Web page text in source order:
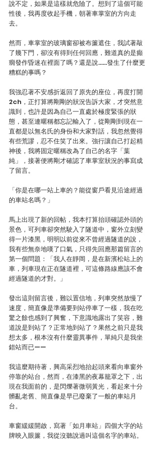
說不定，如果是這樣就危險了。想到了這個可能
性後，我再度收起手機，朝著車掌室的方向走
去。
然而，車掌室的玻璃窗卻被布簾遮住，我試著敲
了幾下門，卻沒有得到任何回應，難道真的是癲
癇發作昏迷在裡面了嗎？還是說……發生了什麼更
糟糕的事嗎？
我強忍著不安感折返回了原先的座位，再度打開
2ch，正打算將剛剛的狀況告訴大家，才突然意
識到，也許是因為自己一直處於極度緊張的狀
態，甚至連暱稱都忘記輸入了，從剛剛到現在一
直都是以無名氏的身份和大家對話，我忽然覺得
有些荒謬，忍不住笑了出來。強行讓自己打起精
神後，我將固定暱稱改為了自己的名字「葉
純」，接著便將剛才確認了車掌室狀況的事寫成
了留言。
「你是在哪一站上車的？能從窗戶看見沿途經過
的車站名嗎？」
馬上出現了新的回帖，我本打算抬頭確認外頭的
景色，可列車卻突然駛入了隧道中，窗外立刻變
得一片漆黑，明明以前從來不曾經過隧道的說，
我有些無奈地嘆了口氣，只得先回應那篇留言的
第一個問題：「我人在靜岡，是在新濱松站上的
車，列車現在正在隧道裡，可這條路線應該不會
經過隧道的才對。」
發出這則留言後，難以置信地，列車突然放慢了
速度，簡直像是準備要到站停車了一樣，我在吃
驚之餘也感到了興奮，下意識地露出了笑容，難
道說是到站了？正常地到站了？果然之前只是我
想太多，根本沒有什麼靈異事件，單純只是我坐
錯站而已——
我這麼期待著，興高采烈地抬起頭來看向車窗外
停靠的站台，然而，在漆黑的夜幕籠罩之下，出
現在我面前的，是閃爍著微弱黃光，看起來十分
髒亂老舊、簡直像是早已廢棄了一般的車站月
台。
車窗緩緩開啟，寫著「如月車站」四個大字的站
牌映入眼簾，我從沒聽說過叫這個名字的車站。